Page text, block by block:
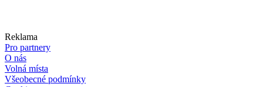
Reklama
Pro partnery
O nás
Volná místa
Všeobecné podmínky